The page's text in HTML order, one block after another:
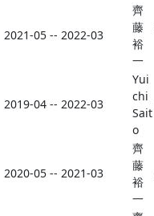
2021-05 -- 2022-03
齊
藤
裕
一
2019-04 -- 2022-03
Yui
chi
Sait
o
2020-05 -- 2021-03
齊
藤
裕
一